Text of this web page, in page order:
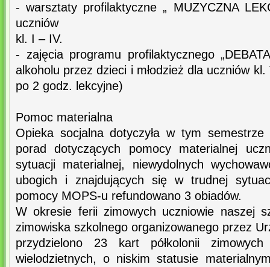
- warsztaty profilaktyczne „ MUZYCZNA
uczniów
kl. I – IV.
- zajęcia programu profilaktycznego
alkoholu przez dzieci i młodzież dla uczniów
po 2 godz. lekcyjne)
Pomoc materialna
Opieka socjalna dotyczyła w tym semestrze
porad dotyczących pomocy materialnej
sytuacji materialnej, niewydolnych
ubogich i znajdujących się w trudnej
pomocy MOPS-u refundowano 3 obiadów.
W okresie ferii zimowych uczniowie naszej
zimowiska szkolnego organizowanego przez
przydzielono 23 kart półkolonii
wielodzietnych, o niskim statusie